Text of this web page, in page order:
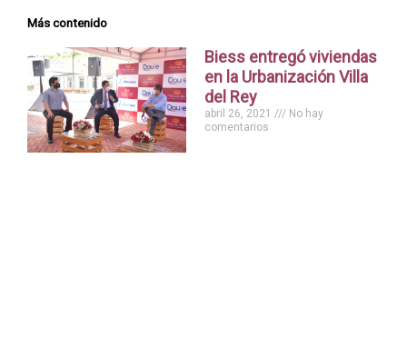
Más contenido
Biess entregó viviendas
en la Urbanización Villa
del Rey
abril 26, 2021
No hay
comentarios